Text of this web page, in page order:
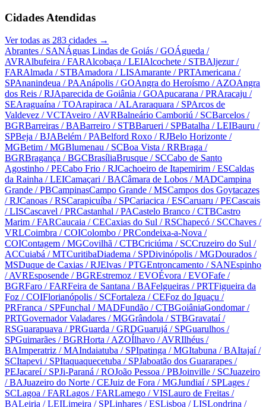
Cidades Atendidas
Ver todas as 283 cidades →
Abrantes / SANÁguas Lindas de Goiás / GOÁgueda /
AVRAlbufeira / FARAlcobaça / LEIAlcochete / STBAljezur/
FARAlmada / STBAmadora / LISAmarante / PRTAmericana /
SPAnanindeua / PAAnápolis / GOAngra do Heroísmo / AZOAngra
dos Reis / RJAparecida de Goiânia / GOApucarana / PRAracaju /
SEAraguaína / TOArapiraca / ALAraraquara / SPArcos de
Valdevez / VCTAveiro / AVRBalneário Camboriú / SCBarcelos /
BGRBarreiras / BABarreiro / STBBarueri / SPBatalha / LEIBauru /
SPBeja / BJABelém / PABelford Roxo / RJBelo Horizonte /
MGBetim / MGBlumenau / SCBoa Vista / RRBraga /
BGRBragança / BGCBrasíliaBrusque / SCCabo de Santo
Agostinho / PECabo Frio / RJCachoeiro de Itapemirim / ESCaldas
da Rainha / LEICamaçari / BACâmara de Lobos / MADCampina
Grande / PBCampinasCampo Grande / MSCampos dos Goytacazes
/ RJCanoas / RSCarapicuíba / SPCariacica / ESCaruaru / PECascais
/ LISCascavel / PRCastanhal / PACastelo Branco / CTBCastro
Marim / FARCaucaia / CECaxias do Sul / RSChapecó / SCChaves /
VRLCoimbra / COIColombo / PRCondeixa-a-Nova /
COIContagem / MGCovilhã / CTBCriciúma / SCCruzeiro do Sul /
ACCuiabá / MTCuritibaDiadema / SPDivinópolis / MGDourados /
MSDuque de Caxias / RJElvas / PTGEntroncamento / SANEspinho
/ AVREsposende / BGREstremoz / EVOÉvora / EVOFafe /
BGRFaro / FARFeira de Santana / BAFelgueiras / PRTFigueira da
Foz / COIFlorianópolis / SCFortaleza / CEFoz do Iguaçu /
PRFranca / SPFunchal / MADFundão / CTBGoiâniaGondomar/
PRTGovernador Valadares / MGGrândola / STBGravataí/
RSGuarapuava / PRGuarda / GRDGuarujá / SPGuarulhos /
SPGuimarães / BGRHorta / AZOÍlhavo / AVRIlhéus /
BAImperatriz / MAIndaiatuba / SPIpatinga / MGItabuna / BAItajaí/
SCItapevi / SPItaquaquecetuba / SPJaboatão dos Guararapes /
PEJacareí/ SPJi-Paraná / ROJoão Pessoa / PBJoinville / SCJuazeiro
/ BAJuazeiro do Norte / CEJuiz de Fora / MGJundiaí/ SPLages /
SCLagoa / FARLagos / FARLamego / VISLauro de Freitas /
BALeiria / LEILimeira / SPLinhares / ESLisboa / LISLondrina /